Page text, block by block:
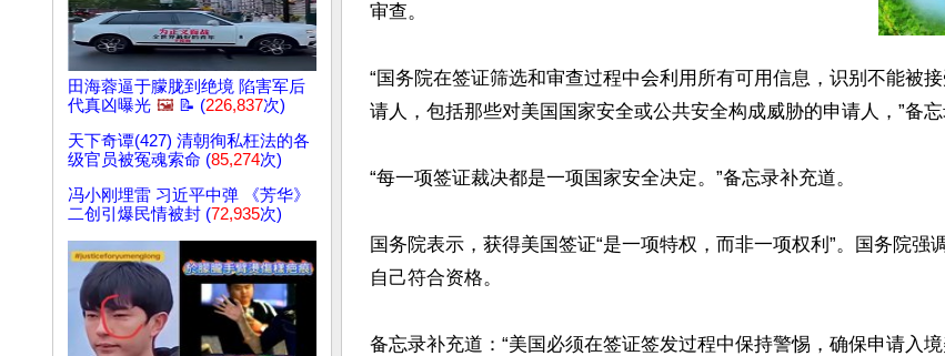
田海蓉逼于朦胧到绝境 陷害军后
代真凶曝光 🖼️ 📝 (226,837次)
天下奇谭(427) 清朝徇私枉法的各
级官员被冤魂索命 (85,274次)
冯小刚埋雷 习近平中弹 《芳华》
二创引爆民情被封 (72,935次)
审查。
“国务院在签证筛选和审查过程中会利用所有可用信息，识别不能被
请人，包括那些对美国国家安全或公共安全构成威胁的申请人，”备忘
“每一项签证裁决都是一项国家安全决定。”备忘录补充道。
国务院表示，获得美国签证“是一项特权，而非一项权利”。国务院强
自己符合资格。
备忘录补充道：“美国必须在签证签发过程中保持警惕，确保申请入